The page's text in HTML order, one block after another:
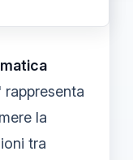
la
tra